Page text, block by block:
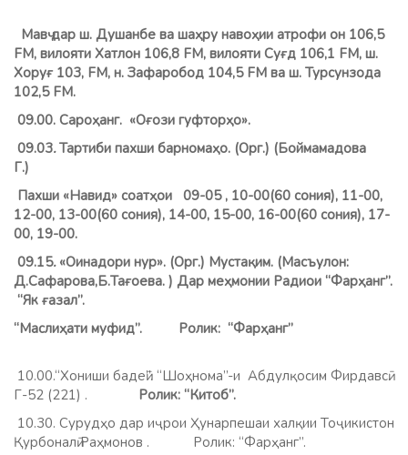
Мавҷ дар ш. Душанбе ва шаҳру навоҳии атрофи он 106,5
FM, вилояти Хатлон 106,8 FМ, вилояти Суғд 106,1 FM, ш.
Хоруғ 103, FM, н. Зафаробод 104,5 FM ва ш. Турсунзода
102,5 FM.
09.00. Сароҳанг. «Оғози гуфторҳо».
09.03.Тартиби пахши барномаҳо. (Орг.) (Боймамадова
Г.)
Пахши «Навид» соатҳои 09-05 , 10-00(60 сония), 11-00,
12-00, 13-00(60 сония), 14-00, 15-00, 16-00(60 сония), 17-
00, 19-00.
09.15. «Оинадори нур». (Орг.) Мустақим. (Масъулон:
Д.Сафарова,Б.Тағоева. ) Дар меҳмонии Радиои “Фарҳанг”.
“Як ғазал”.
“Маслиҳати муфид”. Ролик: “Фарҳанг”
10.00.“Хониши бадеӣ”. “Шоҳнома”-и Абдулқосим Фирдавсӣ.
Г-52 (221) .
Ролик: “Китоб”.
10.30. Сурудҳо дар иҷрои Ҳунарпешаи халқии Тоҷикистон
Қурбоналӣ Раҳмонов . Ролик: “Фарҳанг”.